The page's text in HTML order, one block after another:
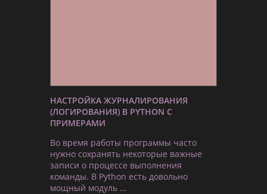
НАСТРОЙКА ЖУРНАЛИРОВАНИЯ
(ЛОГИРОВАНИЯ) В PYTHON С
ПРИМЕРАМИ
Во время работы программы часто
нужно сохранять некоторые важные
записи о процессе выполнения
команды. В Python есть довольно
мощный модуль …